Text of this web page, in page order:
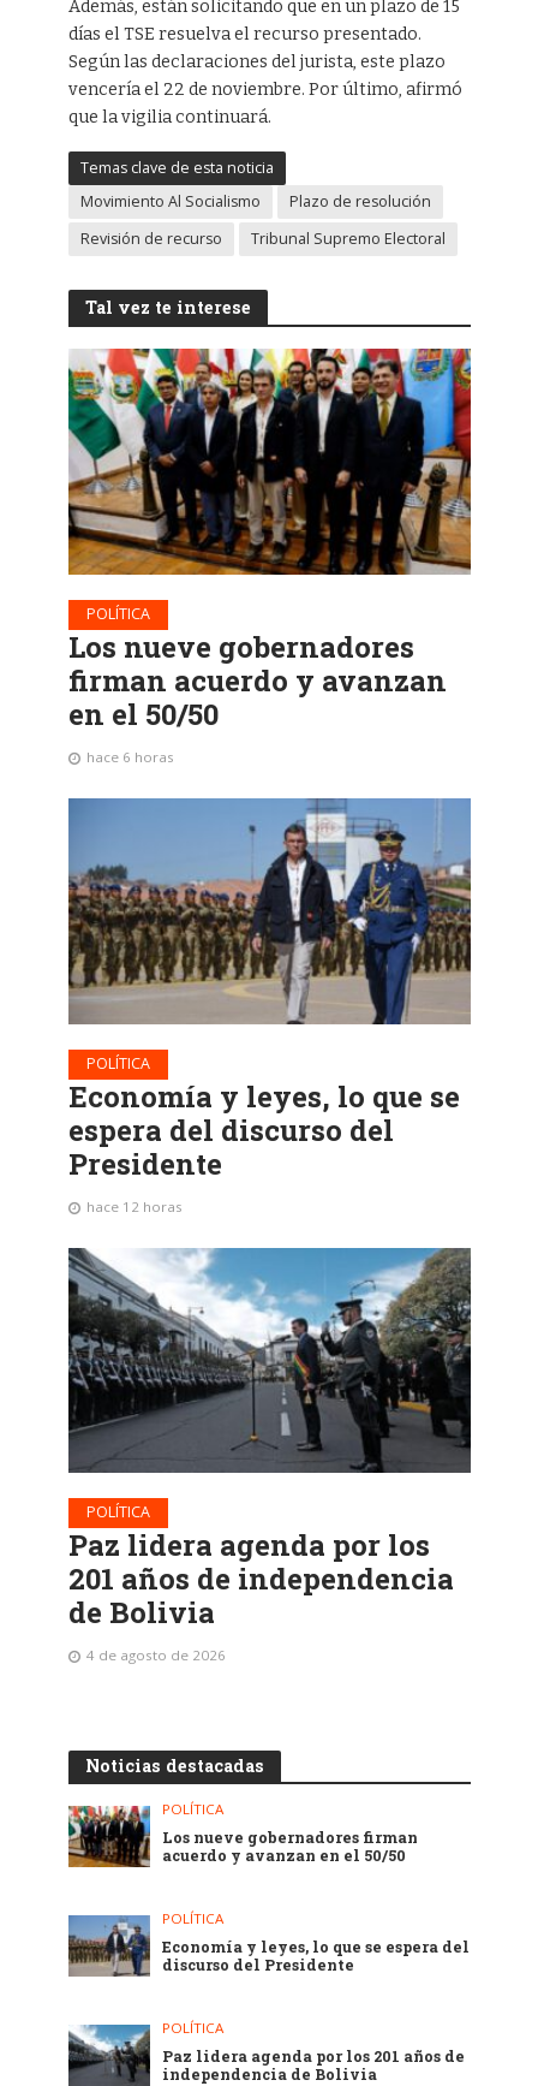
Además, están solicitando que en un plazo de 15
días el TSE resuelva el recurso presentado.
Según las declaraciones del jurista, este plazo
vencería el 22 de noviembre. Por último, afirmó
que la vigilia continuará.
Temas clave de esta noticia
Movimiento Al Socialismo
Plazo de resolución
Revisión de recurso
Tribunal Supremo Electoral
Tal vez te interese
POLÍTICA
Los nueve gobernadores
firman acuerdo y avanzan
en el 50/50
hace 6 horas
POLÍTICA
Economía y leyes, lo que se
espera del discurso del
Presidente
hace 12 horas
POLÍTICA
Paz lidera agenda por los
201 años de independencia
de Bolivia
4 de agosto de 2026
Noticias destacadas
POLÍTICA
Los nueve gobernadores firman
acuerdo y avanzan en el 50/50
POLÍTICA
Economía y leyes, lo que se espera del
discurso del Presidente
POLÍTICA
Paz lidera agenda por los 201 años de
independencia de Bolivia